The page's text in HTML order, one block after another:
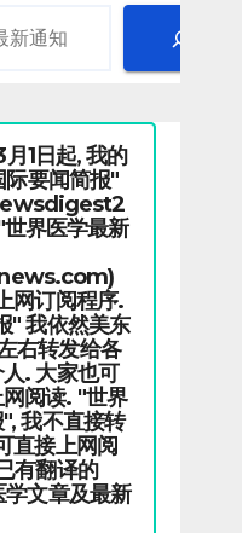
1日起, 我的
要闻简报"
界医学最新
网订阅程序.
" 我依然美东
右转发给各
. 大家也可
阅读. "世界
我不直接转
直接上网阅
有翻译的
文章及最新